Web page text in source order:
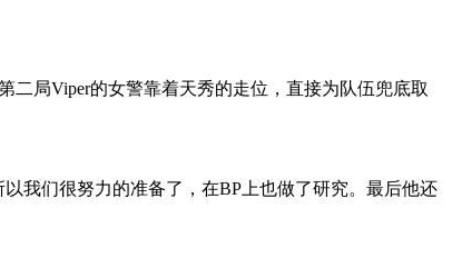
二局Viper的女警靠着天秀的走位，直接为队伍兜底取
我们很努力的准备了，在BP上也做了研究。最后他还